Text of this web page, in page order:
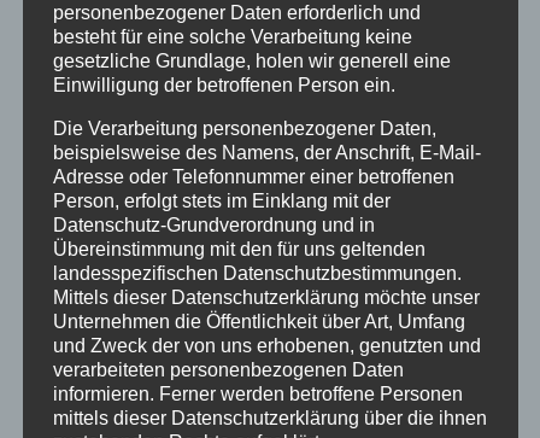
Oktober 2018
August 2018
Juni 2018
Dezember 2015
Kategorien
Aktionen
Ausstellungen
Flechtkurse
Impressionen
personenbezogener Daten erforderlich und
besteht für eine solche Verarbeitung keine
gesetzliche Grundlage, holen wir generell eine
Einwilligung der betroffenen Person ein.
Die Verarbeitung personenbezogener Daten,
beispielsweise des Namens, der Anschrift, E-Mail-
Adresse oder Telefonnummer einer betroffenen
Person, erfolgt stets im Einklang mit der
Datenschutz-Grundverordnung und in
Übereinstimmung mit den für uns geltenden
landesspezifischen Datenschutzbestimmungen.
Mittels dieser Datenschutzerklärung möchte unser
Unternehmen die Öffentlichkeit über Art, Umfang
und Zweck der von uns erhobenen, genutzten und
verarbeiteten personenbezogenen Daten
informieren. Ferner werden betroffene Personen
mittels dieser Datenschutzerklärung über die ihnen